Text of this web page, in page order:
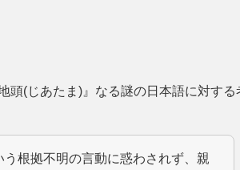
(じあたま)』なる謎の日本語に対する
根拠不明の言動に惑わされず、親